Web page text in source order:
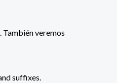
También veremos
suffixes.